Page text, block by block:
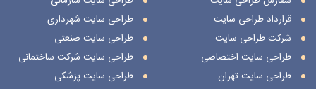
قرارداد طراحی سایت
شرکت طراحی سایت
طراحی سایت اختصاصی
طراحی سایت تهران
طراحی سایت شهرداری
طراحی سایت صنعتی
طراحی سایت شرکت ساختمانی
طراحی سایت پزشکی